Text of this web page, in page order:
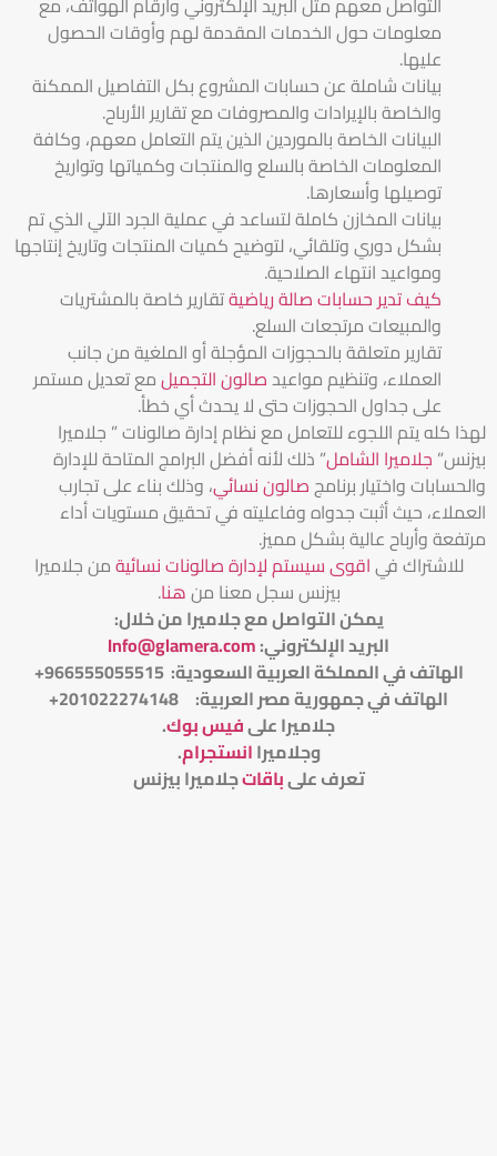
معلومات حول الخدمات المقدمة لهم وأوقات الحصول
عليها.
بيانات شاملة عن حسابات المشروع بكل التفاصيل الممكنة
والخاصة بالإيرادات والمصروفات مع تقارير الأرباح.
البيانات الخاصة بالموردين الذين يتم التعامل معهم، وكافة
المعلومات الخاصة بالسلع والمنتجات وكمياتها وتواريخ
توصيلها وأسعارها.
بيانات المخازن كاملة لتساعد في عملية الجرد الآلي الذي تم
بشكل دوري وتلقائي، لتوضيح كميات المنتجات وتاريخ إنتاجها
ومواعيد انتهاء الصلاحية.
كيف تدير حسابات صالة رياضيةتقارير خاصة بالمشتريات
والمبيعات مرتجعات السلع.
تقارير متعلقة بالحجوزات المؤجلة أو الملغية من جانب
العملاء، وتنظيم مواعيدصالون التجميلمع تعديل مستمر
على جداول الحجوزات حتى لا يحدث أي خطأ.
لهذا كله يتم اللجوء للتعامل مع نظام إدارة صالونات ” جلاميرا
بيزنس” جلاميرا الشامل” ذلك لأنه أفضل البرامج المتاحة للإدارة
والحسابات واختيار برنامجصالون نسائي، وذلك بناء على تجارب
العملاء، حيث أثبت جدواه وفاعليته في تحقيق مستويات أداء
مرتفعة وأرباح عالية بشكل مميز.
للاشتراك فياقوى سيستم لإدارة صالونات نسائيةمن جلاميرا
بيزنس سجل معنا منهنا.
يمكن التواصل مع جلاميرا من خلال:
البريد الإلكتروني:
Info@glamera.com
الهاتف في المملكة العربية السعودية: 966555055515+
الهاتف في جمهورية مصر العربية: 201022274148+
جلاميرا علىفيس بوك.
وجلاميراانستجرام.
تعرف علىباقاتجلاميرا بيزنس